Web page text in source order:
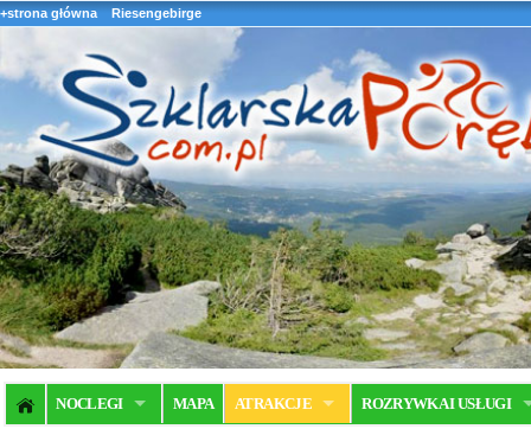
+strona główna Riesengebirge
NOCLEGI MAPA ATRAKCJE ROZRYWKA I USŁUGI